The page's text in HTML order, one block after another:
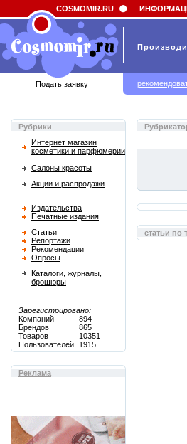
Field 'news_title' doesn't have a default value
Рубрики
Интернет магазин
косметики и парфюмерии
Салоны красоты
Акции и распродажи
Издательства
Печатные издания
Статьи
Репортажи
Рекомендации
Опросы
Каталоги, журналы,
брошюры
Зарегистрировано:
Компаний
894
Брендов
865
Товаров
10351
Пользователей
1915
Реклама
статьи по
COSMOMIR.RU
Подать заявку